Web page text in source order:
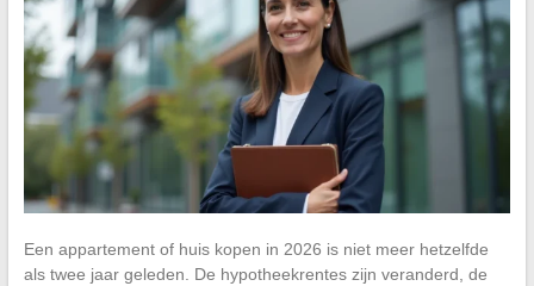
Een appartement of huis kopen in 2026 is niet meer hetzelfde
als twee jaar geleden. De hypotheekrentes zijn veranderd, de